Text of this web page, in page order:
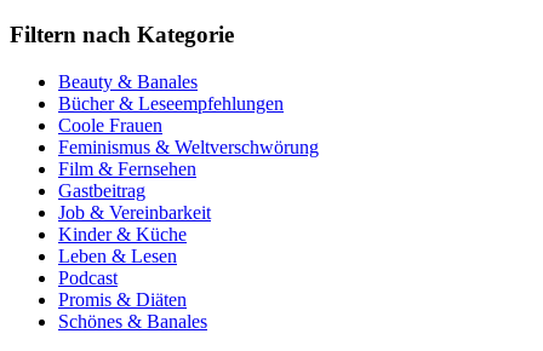
Filtern nach Kategorie
Beauty & Banales
Bücher & Leseempfehlungen
Coole Frauen
Feminismus & Weltverschwörung
Film & Fernsehen
Gastbeitrag
Job & Vereinbarkeit
Kinder & Küche
Leben & Lesen
Podcast
Promis & Diäten
Schönes & Banales